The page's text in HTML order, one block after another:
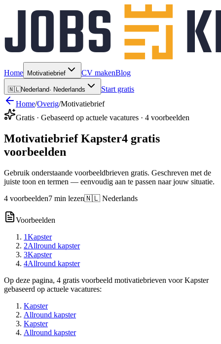
Home Motivatiebrief CV makenBlog
🇳🇱Nederland· Nederlands
Start gratis
Home/Overig/Motivatiebrief
Gratis · Gebaseerd op actuele vacatures · 4 voorbeelden
Motivatiebrief Kapster4 gratis
voorbeelden
Gebruik onderstaande voorbeeldbrieven gratis. Geschreven met de
juiste toon en termen — eenvoudig aan te passen naar jouw situatie.
4 voorbeelden7 min lezen🇳🇱 Nederlands
Voorbeelden
1Kapster
2Allround kapster
3Kapster
4Allround kapster
Op deze pagina, 4 gratis voorbeeld motivatiebrieven voor Kapster
gebaseerd op actuele vacatures:
Kapster
Allround kapster
Kapster
Allround kapster